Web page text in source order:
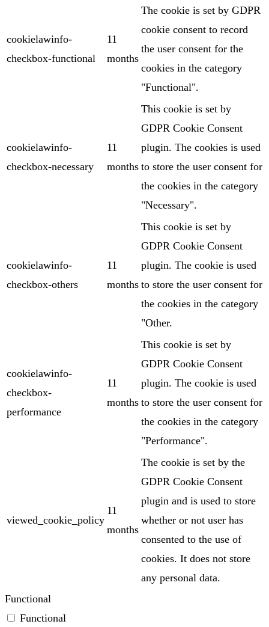
cookielawinfo-
checkbox-functional
11
months
The cookie is set by GDPR
cookie consent to record
the user consent for the
cookies in the category
"Functional".
cookielawinfo-
checkbox-necessary
11
months
This cookie is set by
GDPR Cookie Consent
plugin. The cookies is used
to store the user consent for
the cookies in the category
"Necessary".
cookielawinfo-
checkbox-others
11
months
This cookie is set by
GDPR Cookie Consent
plugin. The cookie is used
to store the user consent for
the cookies in the category
"Other.
cookielawinfo-
checkbox-
performance
11
months
This cookie is set by
GDPR Cookie Consent
plugin. The cookie is used
to store the user consent for
the cookies in the category
"Performance".
viewed_cookie_policy
11
months
The cookie is set by the
GDPR Cookie Consent
plugin and is used to store
whether or not user has
consented to the use of
cookies. It does not store
any personal data.
Functional
Functional